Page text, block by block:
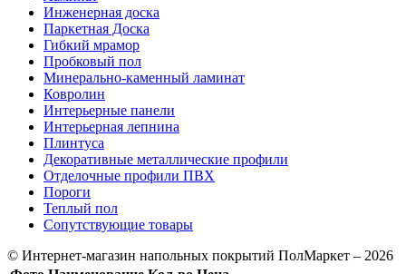
Инженерная доска
Паркетная Доска
Гибкий мрамор
Пробковый пол
Минерально-каменный ламинат
Ковролин
Интерьерные панели
Интерьерная лепнина
Плинтуса
Декоративные металлические профили
Отделочные профили ПВХ
Пороги
Теплый пол
Сопутствующие товары
© Интернет-магазин напольных покрытий ПолМаркет – 2026